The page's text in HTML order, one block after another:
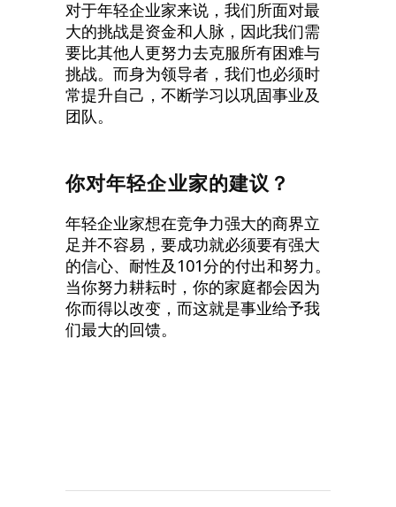
对于年轻企业家来说，我们所面对最
大的挑战是资金和人脉，因此我们需
要比其他人更努力去克服所有困难与
挑战。而身为领导者，我们也必须时
常提升自己，不断学习以巩固事业及
团队。
你对年轻企业家的建议？
年轻企业家想在竞争力强大的商界立
足并不容易，要成功就必须要有强大
的信心、耐性及101分的付出和努力。
当你努力耕耘时，你的家庭都会因为
你而得以改变，而这就是事业给予我
们最大的回馈。